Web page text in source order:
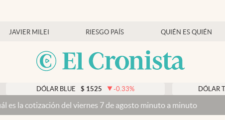
JAVIER MILEI RIESGO PAÍS QUIÉN ES QUIÉN
DÓLAR BLUE $ 1525 -0.33% DÓLAR TARJETA $
del viernes 7 de agosto minuto a minuto